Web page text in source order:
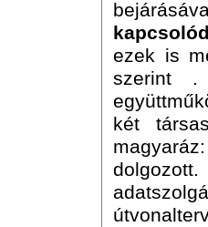
ezek is
szerint .
két